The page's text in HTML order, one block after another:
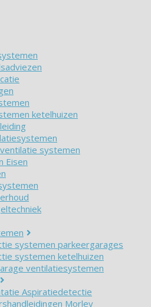
ketelhuizen
systemen
Eisen
systemen parkeergarages
systemen ketelhuizen
ventilatiesystemen
Aspiratiedetectie
Morley